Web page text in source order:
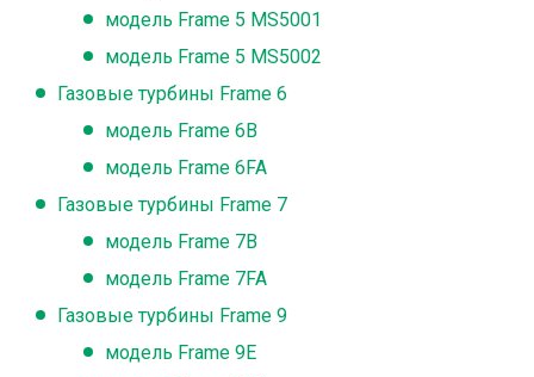
модель Frame 5 MS5001
модель Frame 5 MS5002
Газовые турбины Frame 6
модель Frame 6B
модель Frame 6FA
Газовые турбины Frame 7
модель Frame 7B
модель Frame 7FA
Газовые турбины Frame 9
модель Frame 9E